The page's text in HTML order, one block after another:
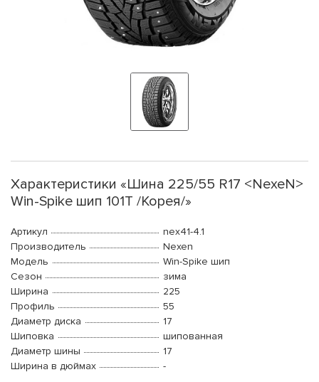
Характеристики «Шина 225/55 R17 <NexeN>
Win-Spike шип 101T /Корея/»
Артикул
nex41-4.1
Производитель
Nexen
Модель
Win-Spike шип
Сезон
зима
Ширина
225
Профиль
55
Диаметр диска
17
Шиповка
шипованная
Диаметр шины
17
Ширина в дюймах
-